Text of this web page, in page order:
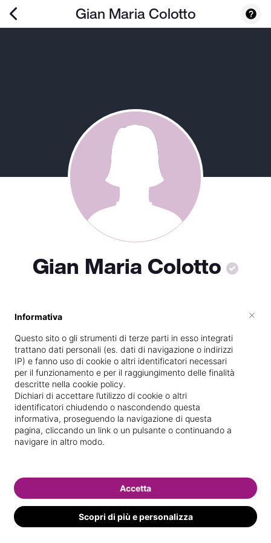
Gian Maria Colotto
Gian Maria Colotto
Specializzata inMassaggi del
benessere
Vedi le informazioni di Gian Maria
Informativa
Questo sito o gli strumenti di terze parti in esso integrati
trattano dati personali (es. dati di navigazione o indirizzi
IP) e fanno uso di cookie o altri identificatori necessari
per il funzionamento e per il raggiungimento delle finalità
descritte nella cookie policy.
Dichiari di accettare l’utilizzo di cookie o altri
identificatori chiudendo o nascondendo questa
informativa, proseguendo la navigazione di questa
pagina, cliccando un link o un pulsante o continuando a
navigare in altro modo.
Scopri di più e personalizza
Accetta
×